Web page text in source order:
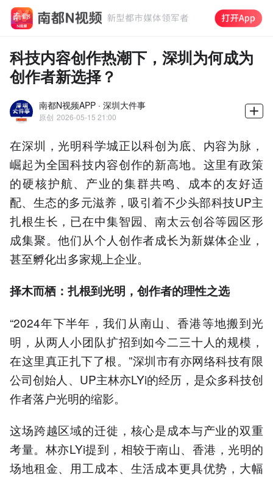
科技内容创作热潮下，深圳为何成为
创作者新选择？
南都N视频APP · 深圳大件事
原创 2026-05-15 21:00
在深圳，光明科学城正以科创为底、内容为脉，
崛起为全国科技内容创作的新高地。这里有政策
的硬核护航、产业的集群共鸣、成本的友好适
配、生态的多元滋养，吸引着不少头部科技UP主
扎根生长，已在中集智园、南太云创谷等园区形
成集聚。他们从个人创作者成长为新媒体企业，
甚至孵化出多家规上企业。
择木而栖：扎根到光明，创作者的理性之选
“2024年下半年，我们从南山、香港等地搬到光
明，从两人小团队扩招到如今二三十人的规模，
在这里真正扎下了根。”深圳市有亦网络科技有限
公司创始人、UP主林亦LYi的经历，是众多科技创
作者落户光明的缩影。
这场跨越区域的迁徙，核心是成本与产业的双重
考量。林亦LYi提到，相较于南山、香港，光明的
场地租金、用工成本、生活成本更具优势，大幅